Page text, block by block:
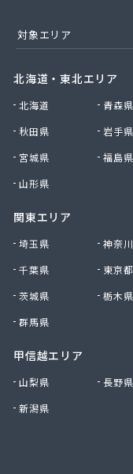
有限会社中武商事
有限会社長瀬商店
有限会社白石一商
有限会社福田酸
有限会社兵頭燃料
有限会社豊後屋瓦
来島商店
対象エリア
北海道・東北エリア
北海道
青森県
秋田県
岩手県
宮城県
福島県
山形県
関東エリア
埼玉県
神奈
千葉県
東京都
茨城県
栃木県
群馬県
甲信越エリア
山梨県
長野県
新潟県